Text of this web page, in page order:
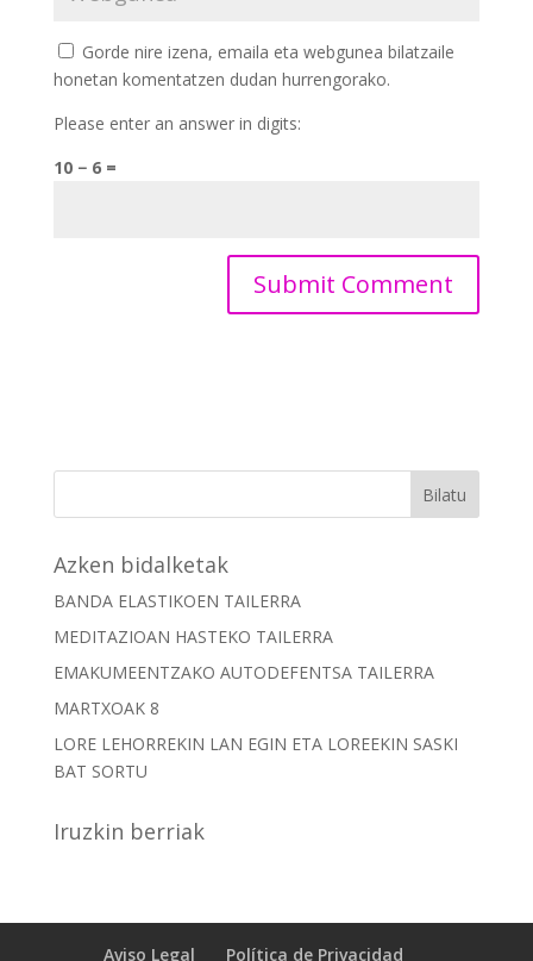
Gorde nire izena, emaila eta webgunea bilatzaile
honetan komentatzen dudan hurrengorako.
Please enter an answer in digits:
10 − 6 =
Azken bidalketak
BANDA ELASTIKOEN TAILERRA
MEDITAZIOAN HASTEKO TAILERRA
EMAKUMEENTZAKO AUTODEFENTSA TAILERRA
MARTXOAK 8
LORE LEHORREKIN LAN EGIN ETA LOREEKIN SASKI
BAT SORTU
Iruzkin berriak
Aviso Legal Política de Privacidad